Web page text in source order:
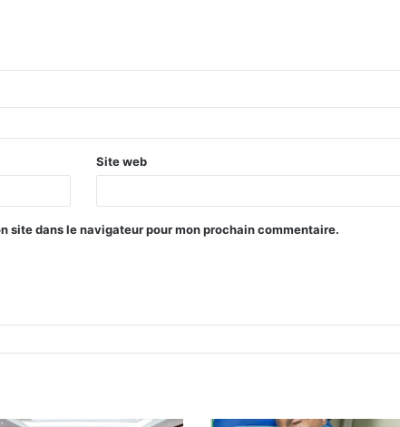
Site web
site dans le navigateur pour mon prochain commentaire.